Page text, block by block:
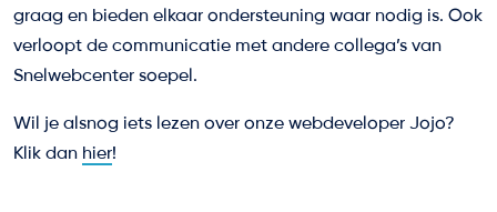
graag en bieden elkaar ondersteuning waar nodig is. Ook
verloopt de communicatie met andere collega’s van
Snelwebcenter soepel.
Wil je alsnog iets lezen over onze webdeveloper Jojo?
Klik dan hier!